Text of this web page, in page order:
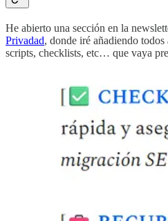
He abierto una sección en la
Privadad, donde iré añadiendo
scripts, checklists, etc… que vaya